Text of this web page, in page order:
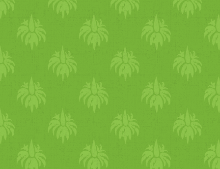
levelét alaposan megmosva
mellé, mert a levele is
enyémek betegek voltak,
használtam fel őket. céklás
val